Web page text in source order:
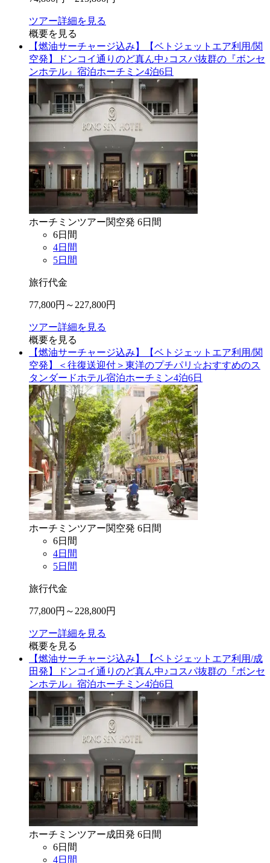
ツアー詳細を見る
概要を見る
【燃油サーチャージ込み】【ベトジェットエア利用/関
空発】ドンコイ通りのど真ん中♪コスパ抜群の『ボンセ
ンホテル』宿泊ホーチミン4泊6日
ホーチミンツアー関空発 6日間
6日間
4日間
5日間
旅行代金
77,800円～ 227,800円
ツアー詳細を見る
概要を見る
【燃油サーチャージ込み】【ベトジェットエア利用/関
空発】＜往復送迎付＞東洋のプチパリ☆おすすめのス
タンダードホテル宿泊ホーチミン4泊6日
ホーチミンツアー関空発 6日間
6日間
4日間
5日間
旅行代金
77,800円～ 228,800円
ツアー詳細を見る
概要を見る
【燃油サーチャージ込み】【ベトジェットエア利用/成
田発】ドンコイ通りのど真ん中♪コスパ抜群の『ボンセ
ンホテル』宿泊ホーチミン4泊6日
ホーチミンツアー成田発 6日間
6日間
4日間